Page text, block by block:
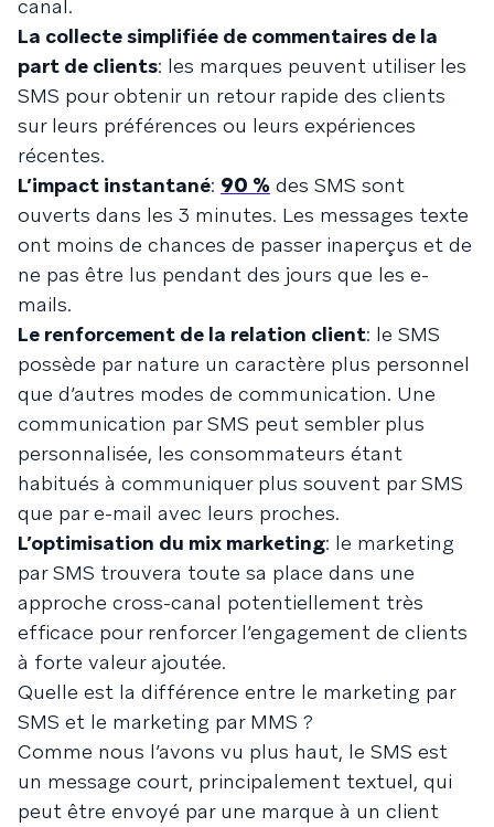
canal.
La collecte simplifiée de commentaires de la
part de clients: les marques peuvent utiliser les
SMS pour obtenir un retour rapide des clients
sur leurs préférences ou leurs expériences
récentes.
L’impact instantané: 90 % des SMS sont
ouverts dans les 3 minutes. Les messages texte
ont moins de chances de passer inaperçus et de
ne pas être lus pendant des jours que les e-
mails.
Le renforcement de la relation client: le SMS
possède par nature un caractère plus personnel
que d’autres modes de communication. Une
communication par SMS peut sembler plus
personnalisée, les consommateurs étant
habitués à communiquer plus souvent par SMS
que par e-mail avec leurs proches.
L’optimisation du mix marketing: le marketing
par SMS trouvera toute sa place dans une
approche cross-canal potentiellement très
efficace pour renforcer l’engagement de clients
à forte valeur ajoutée.
Quelle est la différence entre le marketing par
SMS et le marketing par MMS ?
Comme nous l’avons vu plus haut, le SMS est
un message court, principalement textuel, qui
peut être envoyé par une marque à un client